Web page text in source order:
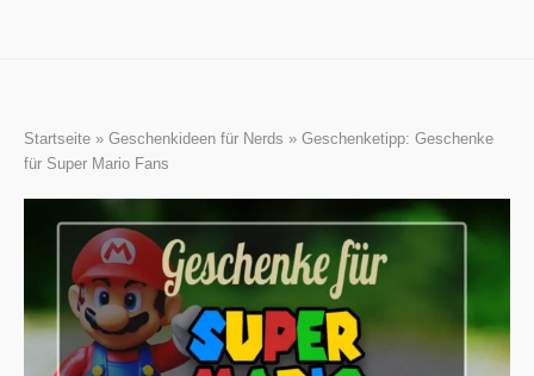
Startseite » Geschenkideen für Nerds » Geschenketipp: Geschenke
für Super Mario Fans